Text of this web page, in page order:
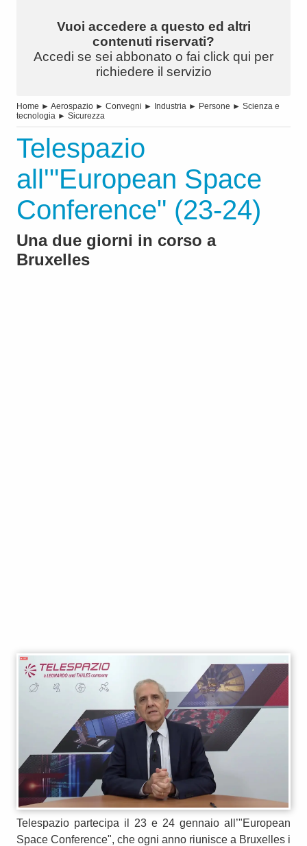
Vuoi accedere a questo ed altri
contenuti riservati?
Accedi se sei abbonato o fai click qui per
richiedere il servizio
Home ► Aerospazio ► Convegni ► Industria ► Persone ► Scienza e
tecnologia ► Sicurezza
Telespazio
all'"European Space
Conference" (23-24)
Una due giorni in corso a
Bruxelles
Telespazio partecipa il 23 e 24 gennaio all’"European
Space Conference", che ogni anno riunisce a Bruxelles i